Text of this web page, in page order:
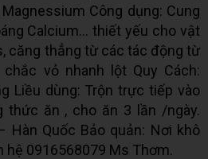
Công dụng: Cung
Calcium… thiết yếu cho vật
căng thẳng từ các tác động từ
vỏ nhanh lột Quy Cách:
Liều dùng: Trộn trực tiếp vào
ăn , cho ăn 3 lần /ngày.
Hàn Quốc Bảo quản: Nơi khô
hệ 0916568079 Ms Thơm.